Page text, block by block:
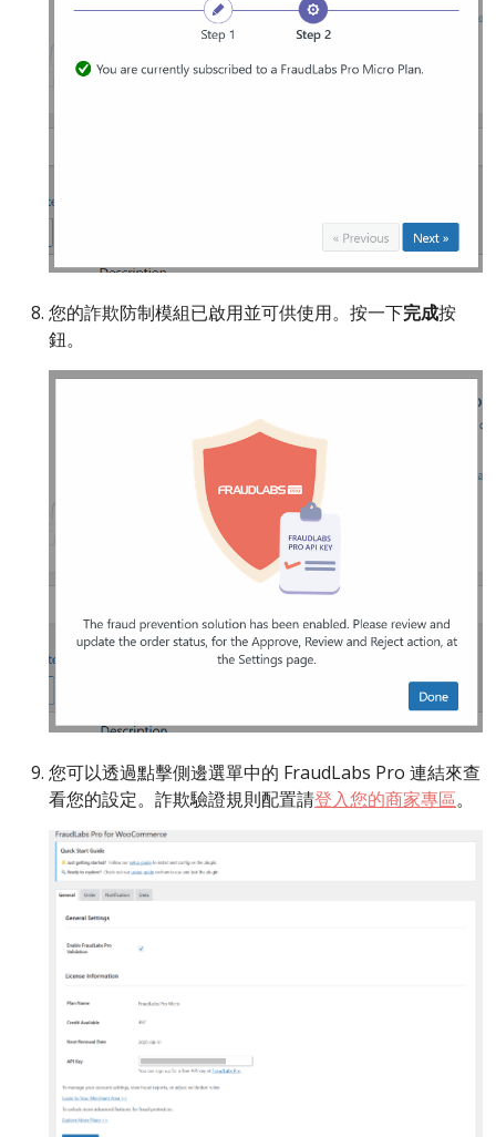
您的詐欺防制模組已啟用並可供使用。按一下完成按
鈕。
您可以透過點擊側邊選單中的 FraudLabs Pro 連結來查
看您的設定。詐欺驗證規則配置請登入您的商家專區。